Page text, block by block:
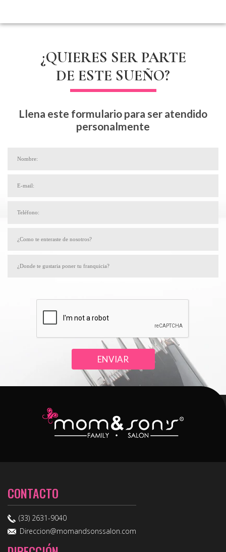
¿QUIERES SER PARTE
DE ESTE SUEÑO?
Llena este formulario para ser atendido
personalmente
CONTACTO
(33) 2631-9040
Direccion@momandsonssalon.com